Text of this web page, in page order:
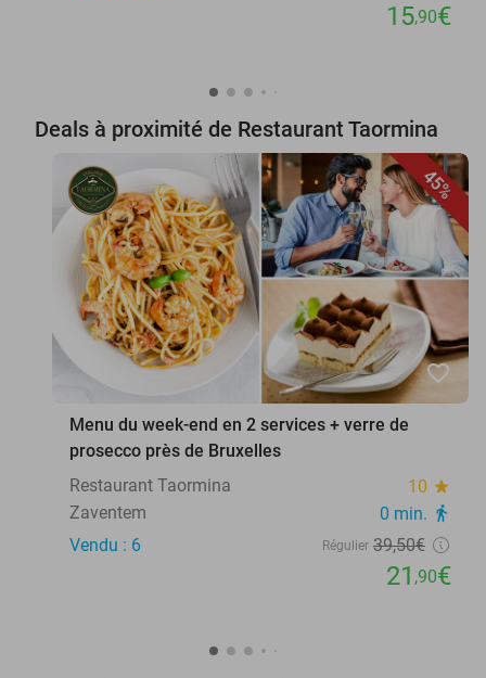
15,90€
Deals à proximité de Restaurant Taormina
45%
favorite_border
Menu du week-end en 2 services + verre de
prosecco près de Bruxelles
Restaurant Taormina
10 star
Zaventem 0 min. directions_walk
Vendu : 6 Régulier 39,50€
21 ,90€